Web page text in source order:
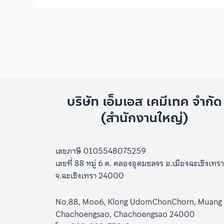
บริษัท เอ็มเอส เคมีเทค จำกัด
(สำนักงานใหญ่)
เลขภาษี 0105548075259
เลขที่ 88 หมู่ 6 ต. คลองอุดมชลจร อ.เมืองฉะเชิงเทรา
จ.ฉะเชิงเทรา 24000
No.88, Moo6, Klong UdomChonChorn, Muang
Chachoengsao, Chachoengsao 24000